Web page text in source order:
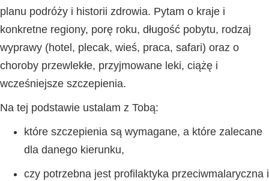
planu podróży i historii zdrowia. Pytam o kraje i
konkretne regiony, porę roku, długość pobytu, rodzaj
wyprawy (hotel, plecak, wieś, praca, safari) oraz o
choroby przewlekłe, przyjmowane leki, ciążę i
wcześniejsze szczepienia.
Na tej podstawie ustalam z Tobą:
które szczepienia są wymagane, a które zalecane
dla danego kierunku,
czy potrzebna jest profilaktyka przeciwmalaryczna i